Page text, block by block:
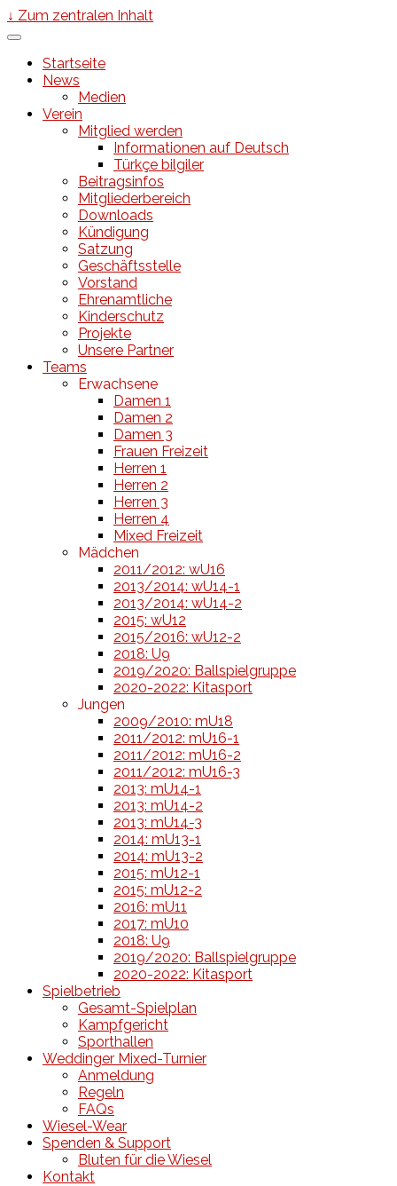
↓ Zum zentralen Inhalt
Startseite
News
Medien
Verein
Mitglied werden
Informationen auf Deutsch
Türkçe bilgiler
Beitragsinfos
Mitgliederbereich
Downloads
Kündigung
Satzung
Geschäftsstelle
Vorstand
Ehrenamtliche
Kinderschutz
Projekte
Unsere Partner
Teams
Erwachsene
Damen 1
Damen 2
Damen 3
Frauen Freizeit
Herren 1
Herren 2
Herren 3
Herren 4
Mixed Freizeit
Mädchen
2011/2012: wU16
2013/2014: wU14-1
2013/2014: wU14-2
2015: wU12
2015/2016: wU12-2
2018: U9
2019/2020: Ballspielgruppe
2020-2022: Kitasport
Jungen
2009/2010: mU18
2011/2012: mU16-1
2011/2012: mU16-2
2011/2012: mU16-3
2013: mU14-1
2013: mU14-2
2013: mU14-3
2014: mU13-1
2014: mU13-2
2015: mU12-1
2015: mU12-2
2016: mU11
2017: mU10
2018: U9
2019/2020: Ballspielgruppe
2020-2022: Kitasport
Spielbetrieb
Gesamt-Spielplan
Kampfgericht
Sporthallen
Weddinger Mixed-Turnier
Anmeldung
Regeln
FAQs
Wiesel-Wear
Spenden & Support
Bluten für die Wiesel
Kontakt